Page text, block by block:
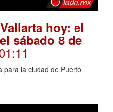
hoy: el
sábado 8 de
para la ciudad de Puerto